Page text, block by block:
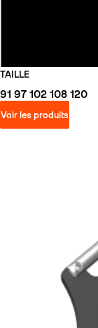
TAILLE
91 97 102 108 120
Voir les produits